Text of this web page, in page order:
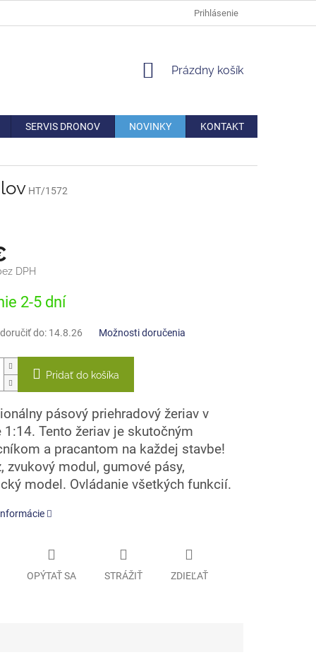
AKO REKLAMOVAŤ/VRÁTIŤ
Prihlásenie
NÁKUPNÝ
Prázdny košík
SERVIS DRONOV NOVINKY KONTAKT
HT/1572
DPH
2-5 dní
do: 14.8.26 Možnosti doručenia
Pridať do košíka
pásový priehradový žeriav v
1:14. Tento žeriav je skutočným
a pracantom na každej stavbe!
zvukový modul, gumové pásy,
model. Ovládanie všetkých funkcií.
OPÝTAŤ SA STRÁŽIŤ ZDIEĽAŤ